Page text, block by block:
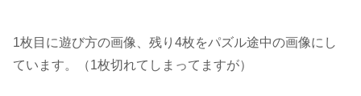
1枚目に遊び方の画像、残り4枚をパズル途中の画像にし
ています。（1枚切れてしまってますが）